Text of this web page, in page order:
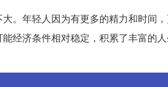
。年轻人因为有更多的精力和时间
经济条件相对稳定，积累了丰富的